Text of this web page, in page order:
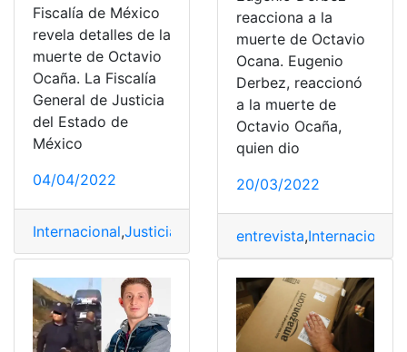
Fiscalía de México
revela detalles de la
muerte de Octavio
Ocaña. La Fiscalía
General de Justicia
del Estado de
México
04/04/2022
Internacional,Justicia Muerte,Octavio Ocaña
reacciona a la
muerte de Octavio
Ocana. Eugenio
Derbez, reaccionó
a la muerte de
Octavio Ocaña,
quien dio
20/03/2022
entrevista,Internacional